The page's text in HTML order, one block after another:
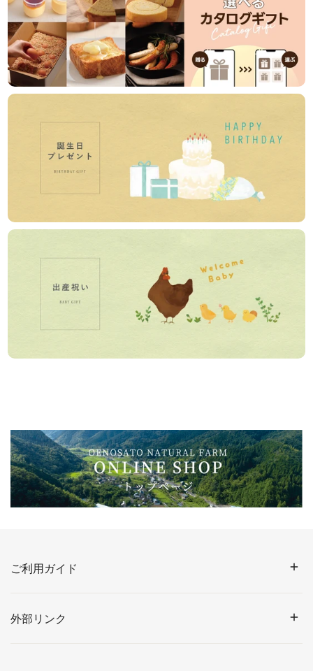
ご利用ガイド
外部リンク